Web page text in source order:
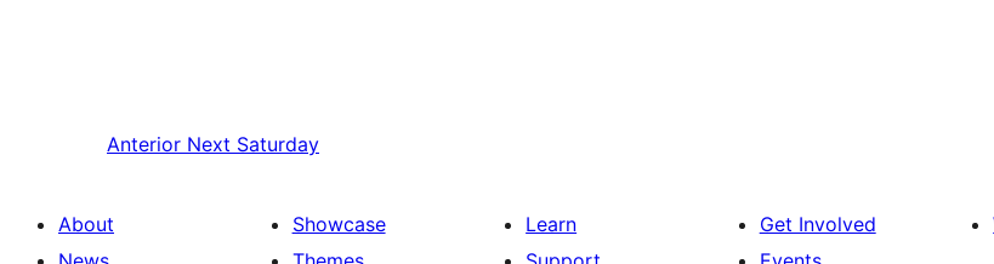
Anterior Next Saturday
About
Showcase
Learn
Get Involved